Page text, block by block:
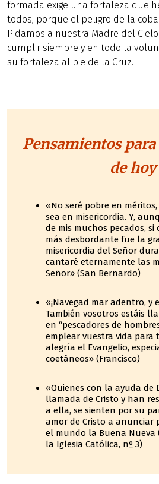
formada exige una fortaleza que
todos, porque el peligro de la
Pidamos a nuestra Madre del
cumplir siempre y en todo la
su fortaleza al pie de la Cruz.
Pensamientos
de hoy
«No seré pobre en
sea en misericordia. Y,
de mis muchos pecados, si
más desbordante fue la
misericordia del Señor
cantaré eternamente las
Señor» (San Bernardo)
«¡Navegad mar adentro, y
También vosotros estáis
en “pescadores de
emplear vuestra vida para
alegría el Evangelio,
coetáneos» (Francisco)
«Quienes con la ayuda de
llamada de Cristo y han
a ella, se sienten por su
amor de Cristo a anunciar
el mundo la Buena Nueva
la Iglesia Católica, nº 3)